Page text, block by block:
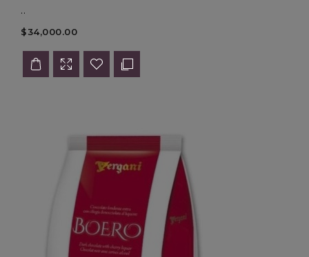
..
$34,000.00